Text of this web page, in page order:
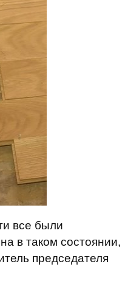
все были
в таком состоянии,
председателя